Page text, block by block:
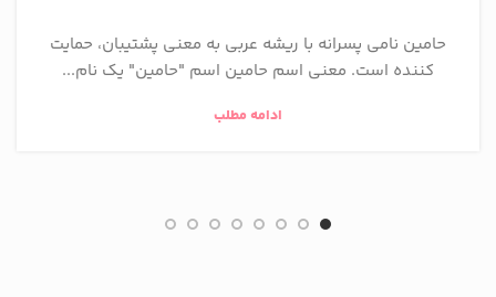
حامین نامی پسرانه با ریشه عربی به معنی پشتیبان، حمایت
کننده است. معنی اسم حامین اسم "حامین" یک نام...
ادامه مطلب